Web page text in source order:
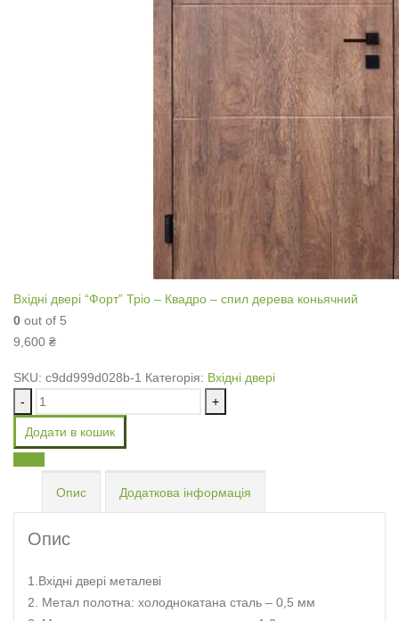
Вхідні двері “Форт” Тріо – Квадро – спил дерева коньячний
0 out of 5
9,600 ₴
SKU: c9dd999d028b-1 Категорія: Вхідні двері
-
+
Додати в кошик
Опис Додаткова інформація
Опис
1.Вхідні двері металеві
2. Метал полотна: холоднокатана сталь – 0,5 мм